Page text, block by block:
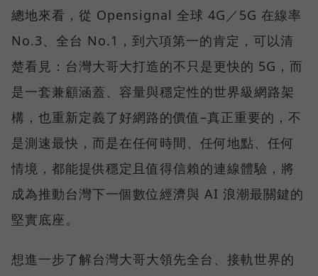
總地來看，從 Opensignal 全球 4G／5G 在線率
No.3、全台 No.1，到六項第一的肯定，可以清
楚看見：台灣大哥大打造的不只是更快的 5G，而
是一套兼顧涵蓋、容量與穩定性的世界級網路架
構，也重新定義了好網路的價值–真正重要的，不
是測速最快，而是在任何時間、任何地點、任何
情境，都能提供穩定且值得信賴的連線體驗，將
成為推動台灣下一個數位經濟與 AI 浪潮最關鍵的
堅實底座。
想進一步了解台灣大哥大領先全台、接軌世界的